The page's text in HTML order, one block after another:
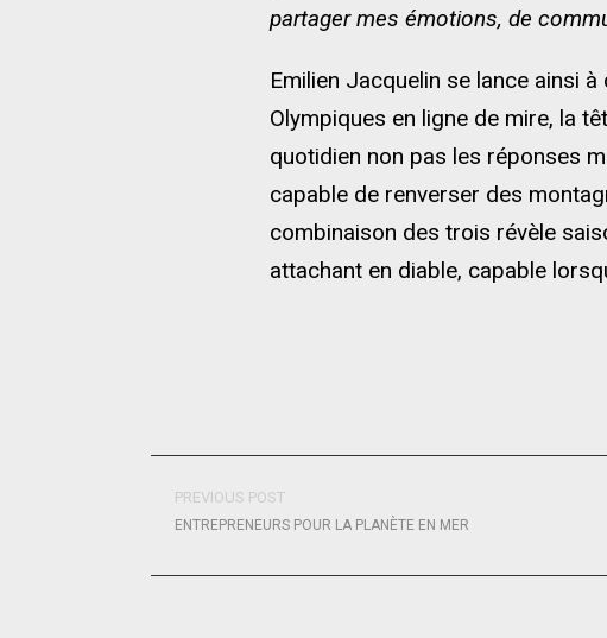
partager mes émotions, de
Emilien Jacquelin se lance ainsi
Olympiques en ligne de mire, la
quotidien non pas les réponses
capable de renverser des
combinaison des trois révèle
attachant en diable, capable
PREVIOUS POST
ENTREPRENEURS POUR LA PLANÈTE EN MER